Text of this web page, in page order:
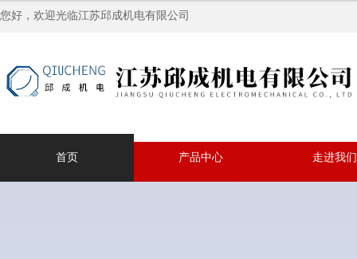
您好，欢迎光临江苏邱成机电有限公司
首页 产品中心 走进我们